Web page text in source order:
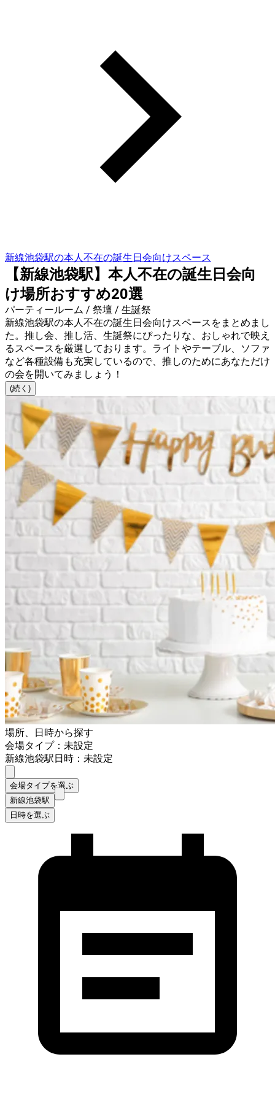
新線池袋駅の本人不在の誕生日会向けスペース
【新線池袋駅】本人不在の誕生日会向
け場所おすすめ20選
パーティールーム / 祭壇 / 生誕祭
新線池袋駅の本人不在の誕生日会向けスペースをまとめまし
た。推し会、推し活、生誕祭にぴったりな、おしゃれで映え
るスペースを厳選しております。ライトやテーブル、ソファ
など各種設備も充実しているので、推しのためにあなただけ
の会を開いてみましょう！
(続く)
場所、日時から探す
会場タイプ：未設定
新線池袋駅日時：未設定
会場タイプを選ぶ
新線池袋駅
日時を選ぶ